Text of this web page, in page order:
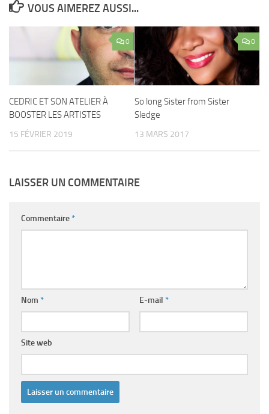
VOUS AIMEREZ AUSSI...
0
CEDRIC ET SON ATELIER À
BOOSTER LES ARTISTES
15 FÉVRIER 2019
0
So long Sister from Sister
Sledge
13 MARS 2017
LAISSER UN COMMENTAIRE
Commentaire*
Nom * E-mail *
Site web